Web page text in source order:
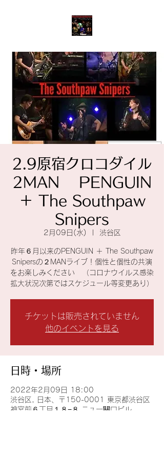
2.9原宿クロコダイル
2MAN PENGUIN
＋ The Southpaw
Snipers
2月09日(水) 渋谷区
昨年６月以来のPENGUIN ＋ The Southpaw
Snipersの２MANライブ！個性と個性の共演
をお楽しみください （コロナウイルス感染
拡大状況次第ではスケジュール等変更あり）
チケットは販売されていません
他のイベントを見る
日時・場所
2022年2月09日 18:00
渋谷区, 日本、〒150-0001 東京都渋谷区
神宮前６丁目１８−８ ニュー關口ビル